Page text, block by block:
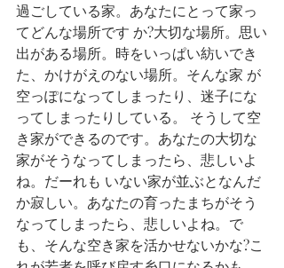
過ごしている家。あなたにとって家っ
てどんな場所です か?大切な場所。思い
出がある場所。時をいっぱい紡いでき
た、かけがえのない場所。そんな家 が
空っぽになってしまったり、迷子にな
ってしまったりしている。 そうして空
き家ができるのです。あなたの大切な
家がそうなってしまったら、悲しいよ
ね。だーれも いない家が並ぶとなんだ
か寂しい。あなたの育ったまちがそう
なってしまったら、悲しいよね。で
も、そんな空き家を活かせないかな?こ